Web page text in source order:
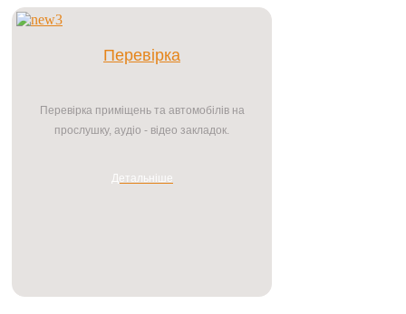
Перевірка
Перевірка приміщень та автомобілів на
прослушку, аудіо - відео закладок.
Детальніше